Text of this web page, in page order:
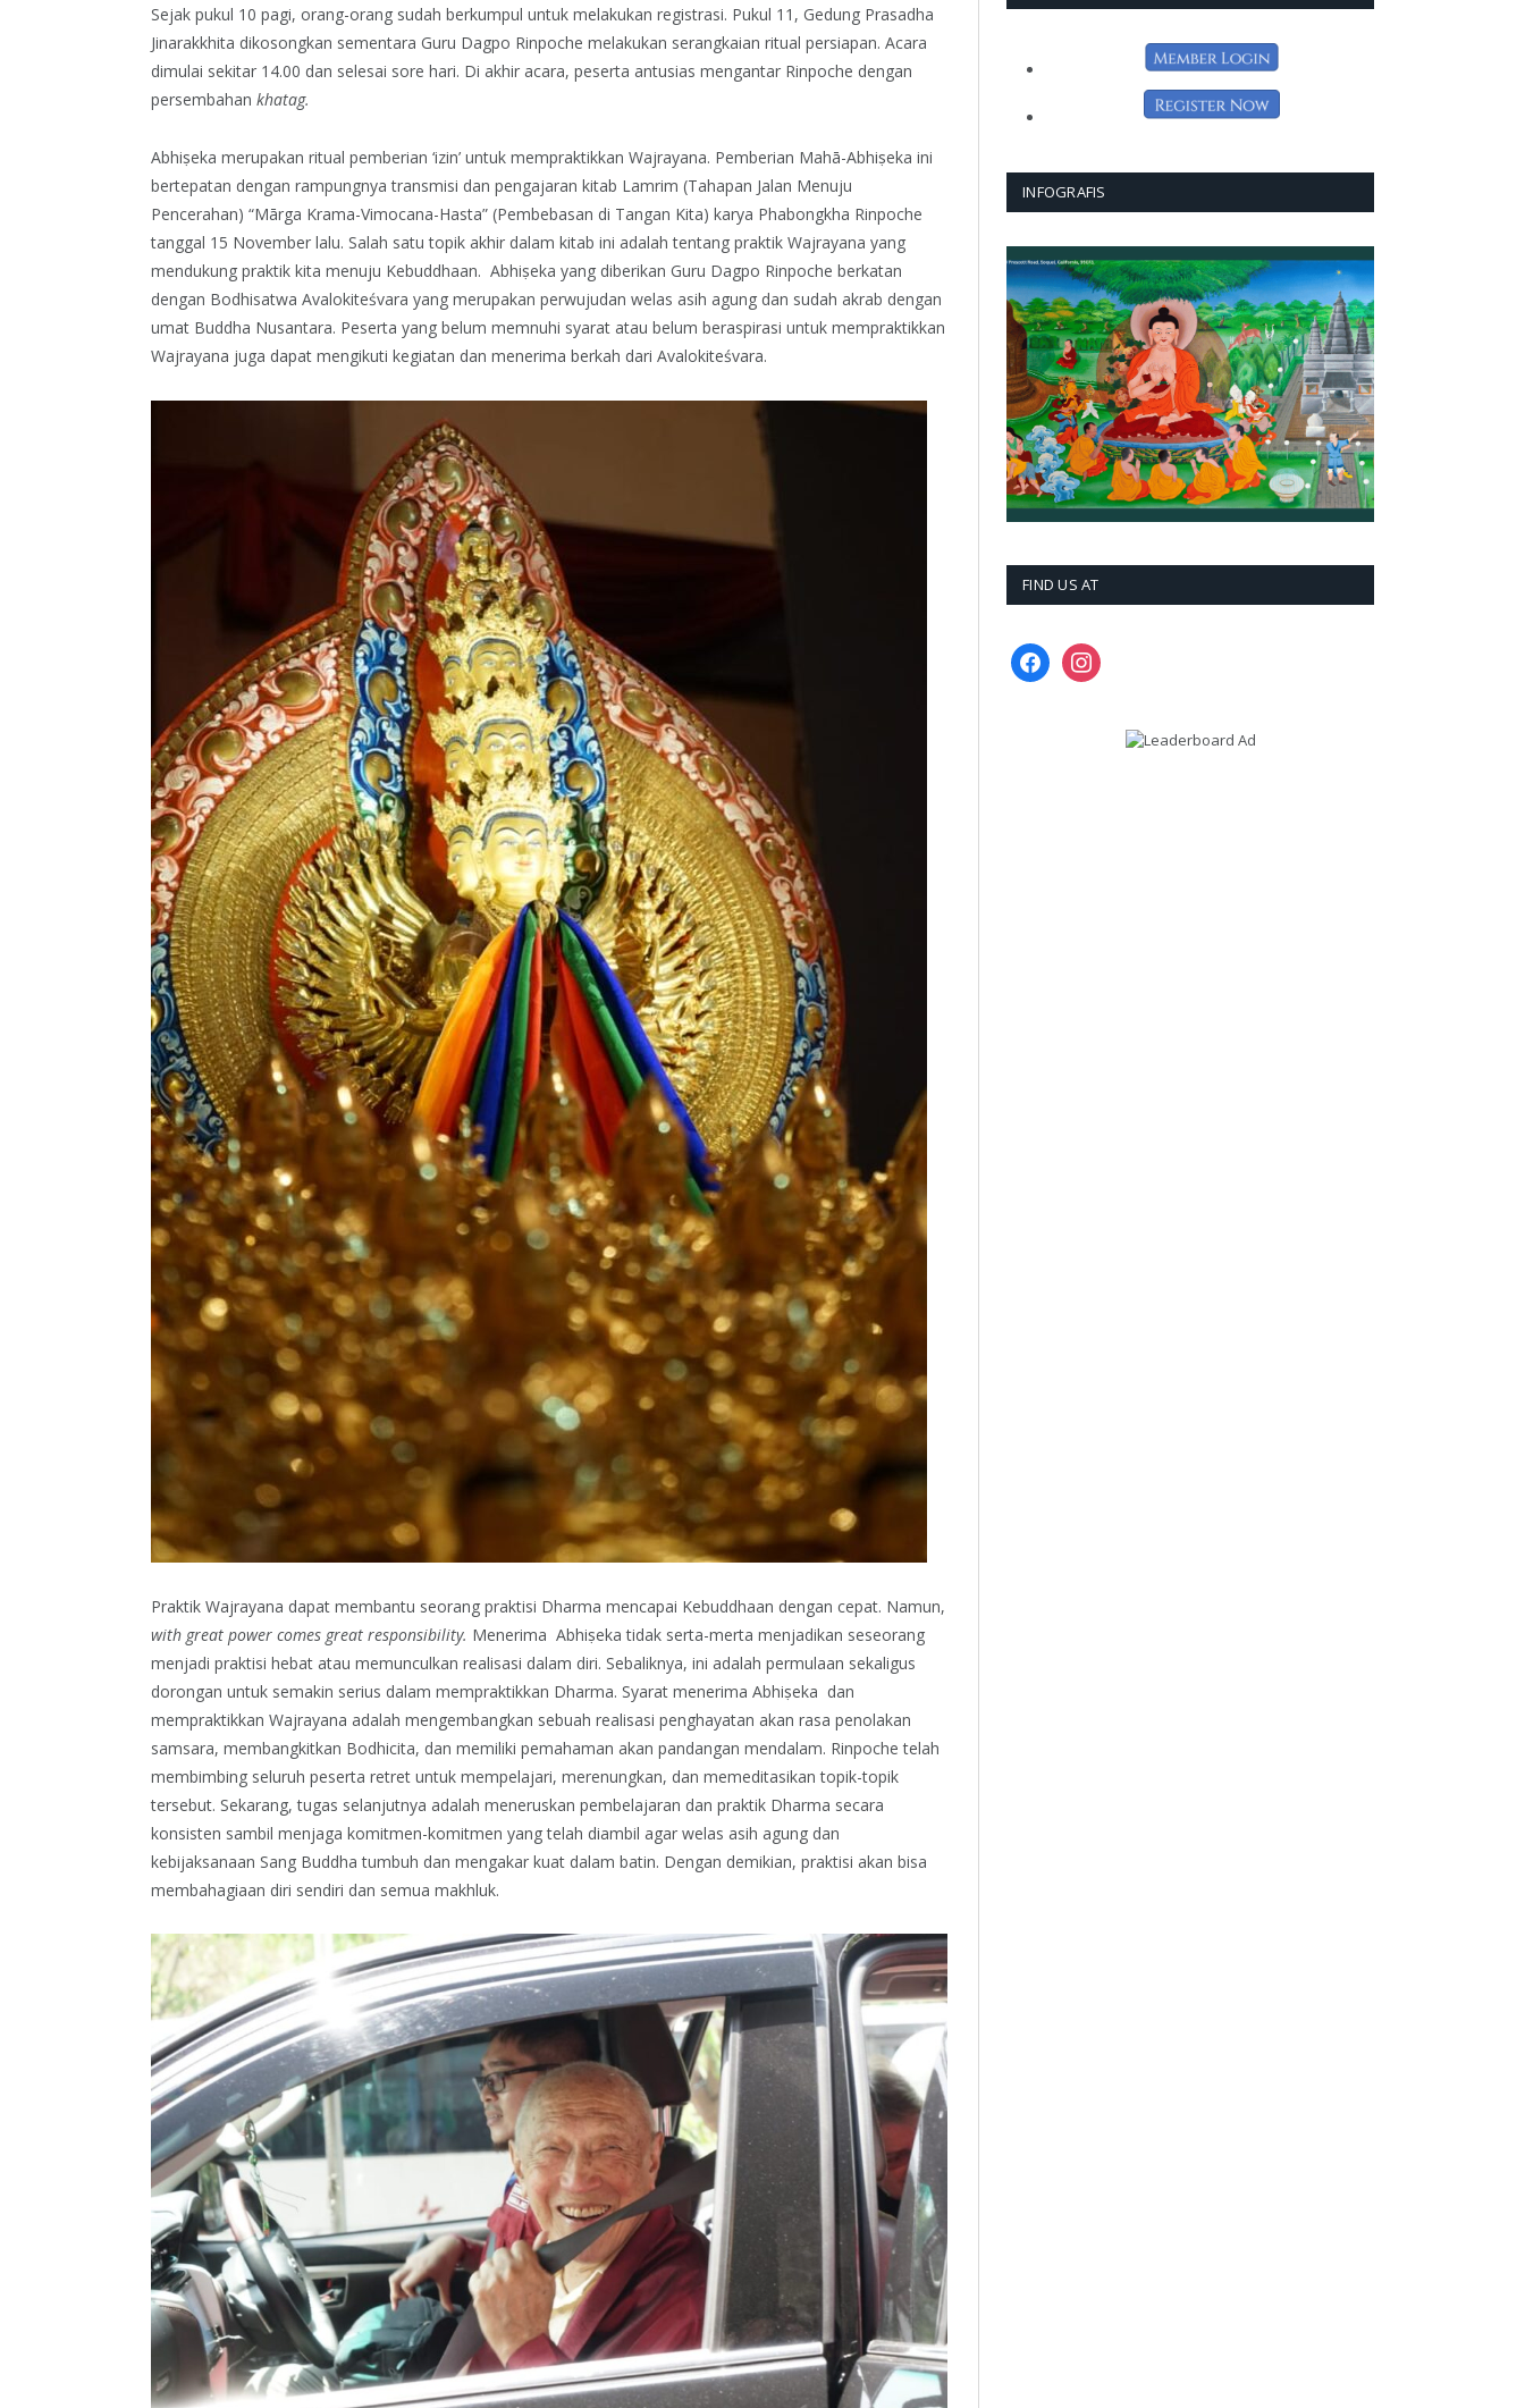
Sejak pukul 10 pagi, orang-orang sudah berkumpul untuk melakukan registrasi. Pukul 11, Gedung Prasadha
Jinarakkhita dikosongkan sementara Guru Dagpo Rinpoche melakukan serangkaian ritual persiapan. Acara
dimulai sekitar 14.00 dan selesai sore hari. Di akhir acara, peserta antusias mengantar Rinpoche dengan
persembahan khatag.
Abhiṣeka merupakan ritual pemberian ‘izin’ untuk mempraktikkan Wajrayana. Pemberian Mahā-Abhiṣeka ini
bertepatan dengan rampungnya transmisi dan pengajaran kitab Lamrim (Tahapan Jalan Menuju
Pencerahan) “Mārga Krama-Vimocana-Hasta” (Pembebasan di Tangan Kita) karya Phabongkha Rinpoche
tanggal 15 November lalu. Salah satu topik akhir dalam kitab ini adalah tentang praktik Wajrayana yang
mendukung praktik kita menuju Kebuddhaan. Abhiṣeka yang diberikan Guru Dagpo Rinpoche berkatan
dengan Bodhisatwa Avalokiteśvara yang merupakan perwujudan welas asih agung dan sudah akrab dengan
umat Buddha Nusantara. Peserta yang belum memnuhi syarat atau belum beraspirasi untuk mempraktikkan
Wajrayana juga dapat mengikuti kegiatan dan menerima berkah dari Avalokiteśvara.
Praktik Wajrayana dapat membantu seorang praktisi Dharma mencapai Kebuddhaan dengan cepat. Namun,
with great power comes great responsibility. Menerima Abhiṣeka tidak serta-merta menjadikan seseorang
menjadi praktisi hebat atau memunculkan realisasi dalam diri. Sebaliknya, ini adalah permulaan sekaligus
dorongan untuk semakin serius dalam mempraktikkan Dharma. Syarat menerima Abhiṣeka dan
mempraktikkan Wajrayana adalah mengembangkan sebuah realisasi penghayatan akan rasa penolakan
samsara, membangkitkan Bodhicita, dan memiliki pemahaman akan pandangan mendalam. Rinpoche telah
membimbing seluruh peserta retret untuk mempelajari, merenungkan, dan memeditasikan topik-topik
tersebut. Sekarang, tugas selanjutnya adalah meneruskan pembelajaran dan praktik Dharma secara
konsisten sambil menjaga komitmen-komitmen yang telah diambil agar welas asih agung dan
kebijaksanaan Sang Buddha tumbuh dan mengakar kuat dalam batin. Dengan demikian, praktisi akan bisa
membahagiaan diri sendiri dan semua makhluk.
INFOGRAFIS
FIND US AT
facebookinstagram